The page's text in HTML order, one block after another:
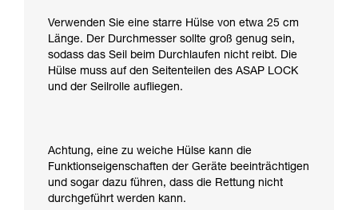
Verwenden Sie eine starre Hülse von etwa 25 cm
Länge. Der Durchmesser sollte groß genug sein,
sodass das Seil beim Durchlaufen nicht reibt. Die
Hülse muss auf den Seitenteilen des ASAP LOCK
und der Seilrolle aufliegen.
Achtung, eine zu weiche Hülse kann die
Funktionseigenschaften der Geräte beeinträchtigen
und sogar dazu führen, dass die Rettung nicht
durchgeführt werden kann.